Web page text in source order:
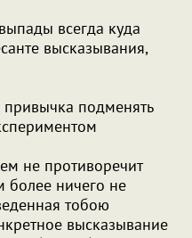
всегда куда
высказывания,
подменять
не противоречит
более ничего не
тобою
высказывание